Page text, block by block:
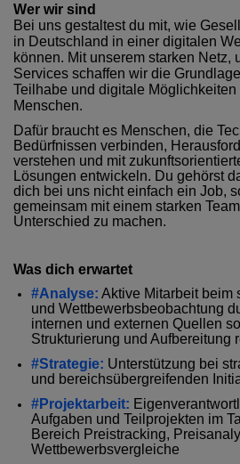
Wer wir sind
Bei uns gestaltest du mit, wie
in Deutschland in einer digitalen
können. Mit unserem starken Netz,
Services schaffen wir die
Teilhabe und digitale
Menschen.
Dafür braucht es Menschen, die
Bedürfnissen verbinden,
verstehen und mit
Lösungen entwickeln. Du gehörst
dich bei uns nicht einfach ein Job,
gemeinsam mit einem starken
Unterschied zu machen.
Was dich erwartet
#Analyse: Aktive Mitarbeit beim
und Wettbewerbsbeobachtung
internen und externen Quellen
Strukturierung und Aufbereitung
#Strategie: Unterstützung bei
und bereichsübergreifenden
#Projektarbeit:
Aufgaben und Teilprojekten im
Bereich Preistracking,
Wettbewerbsvergleiche